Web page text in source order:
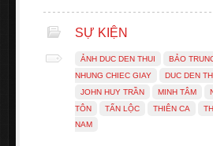
SỰ KIỆN
ẢNH DUC DEN THUI BẢO
NHUNG CHIEC GIAY
DUC DEN
JOHN HUY TRẦN
MINH TÂM
TÔN
TẤN LỘC THIÊN CA
NAM